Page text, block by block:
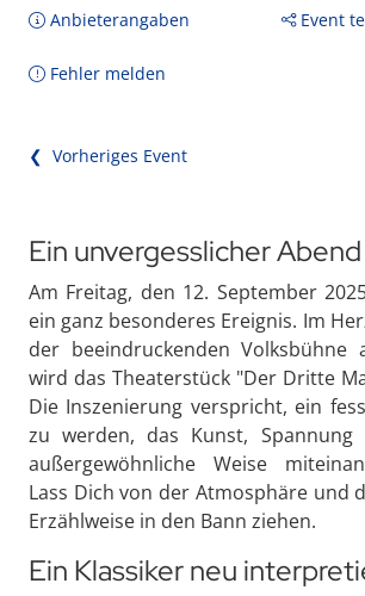
Anbieterangaben Event
Fehler melden
❮ Vorheriges Event
Ein unvergesslicher
Am Freitag, den 12. September
ein ganz besonderes Ereignis. Im
der beeindruckenden Volksbühne
wird das Theaterstück "Der Dritte
Die Inszenierung verspricht, ein
zu werden, das Kunst,
außergewöhnliche Weise
Lass Dich von der Atmosphäre und
Erzählweise in den Bann ziehen.
Ein Klassiker neu